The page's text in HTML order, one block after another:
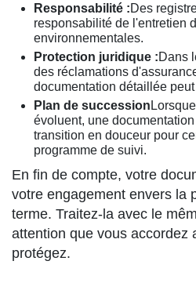
Responsabilité :Des
responsabilité de l'entretien
environnementales.
Protection juridique :Dans
des réclamations
documentation détaillée
Plan de succession
évoluent, une
transition en douceur pour
programme de suivi.
En fin de compte, votre
votre engagement envers la
terme. Traitez-la avec le
attention que vous accordez
protégez.